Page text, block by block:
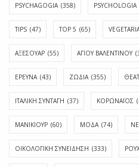
PSYCHAGOGIA (358) PSYCHOLOGIA
TIPS (47) TOP 5 (65)
ΑΞΕΣΟΥΑΡ (55) ΑΓΊΟΥ ΒΑΛΕΝΤΊΝΟΥ
ΕΡΕΥΝΑ (43) ΖΩΔΙΑ (355)
ΙΤΑΛΙΚΗ ΣΥΝΤΑΓΗ (37) ΚΟΡΩΝΑΪΟΣ
ΜΑΝΙΚΙΟΥΡ (60) ΜΟΔΑ (74)
ΟΙΚΟΛΟΓΙΚΗ ΣΥΝΕΙΔΗΣΗ (333)